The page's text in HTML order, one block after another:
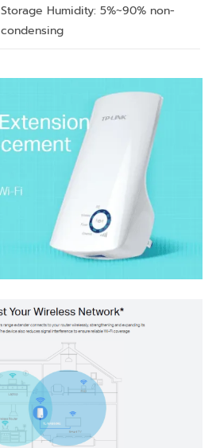
Storage Humidity: 5%~90% non-
condensing